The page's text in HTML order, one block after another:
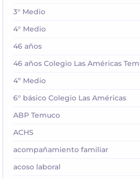
3° Medio
4° Medio
46 años
46 años Colegio Las Américas
4º Medio
6° básico Colegio Las Américas
ABP Temuco
ACHS
acompañamiento familiar
acoso laboral